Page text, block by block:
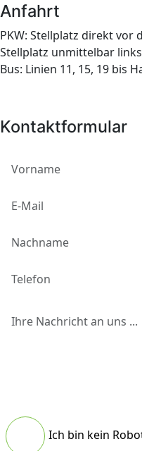
Anfahrt
PKW: Stellplatz direkt vor
Stellplatz unmittelbar
Bus: Linien 11, 15, 19 bis
Kontaktformular
Ich bin kein